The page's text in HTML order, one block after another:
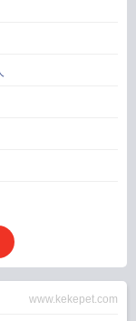
www.kekepet.com